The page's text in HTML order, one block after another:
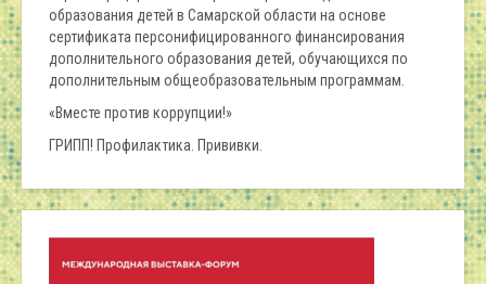
образования детей в Самарской области на основе
сертификата персонифицированного финансирования
дополнительного образования детей, обучающихся по
дополнительным общеобразовательным программам.
«Вместе против коррупции!»
ГРИПП! Профилактика. Прививки.